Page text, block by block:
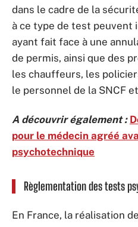
dans le cadre de la
à ce type de test peuvent
ayant fait face à une
de permis, ainsi que des
les chauffeurs, les
le personnel de la SNCF
A découvrir également :
pour le médecin agréé
psychotechnique
Règlementation des tests
En France, la réalisation